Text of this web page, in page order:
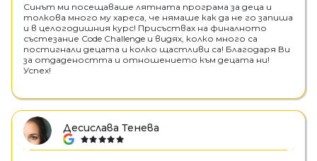
Синът ми посещаваше лятната програма за деца и
толкова много му хареса, че нямаше как да не го запиша
и в целогодишния курс! Присъствах на финалното
състезание Code Challenge и видях, колко много са
постигнали децата и колко щастливи са! Благодаря Ви
за отдадеността и отношението към децата ни!
Успех!
Десислава Тенева
google